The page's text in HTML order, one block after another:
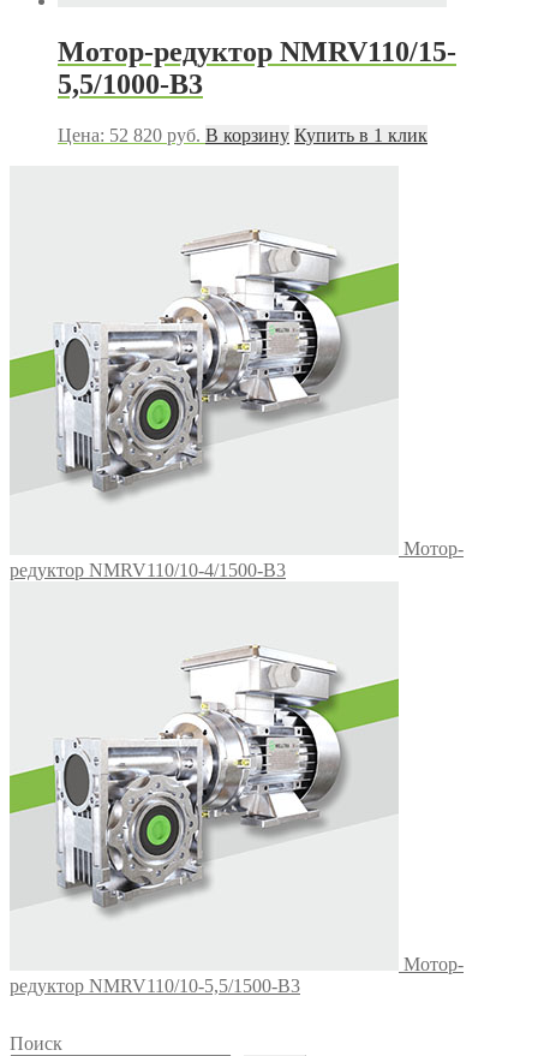
Мотор-редуктор NMRV110/15-
5,5/1000-B3
Цена: 52 820 руб. В корзину Купить в 1 клик
Мотор-
редуктор NMRV110/10-4/1500-B3
Мотор-
редуктор NMRV110/10-5,5/1500-В3
Поиск